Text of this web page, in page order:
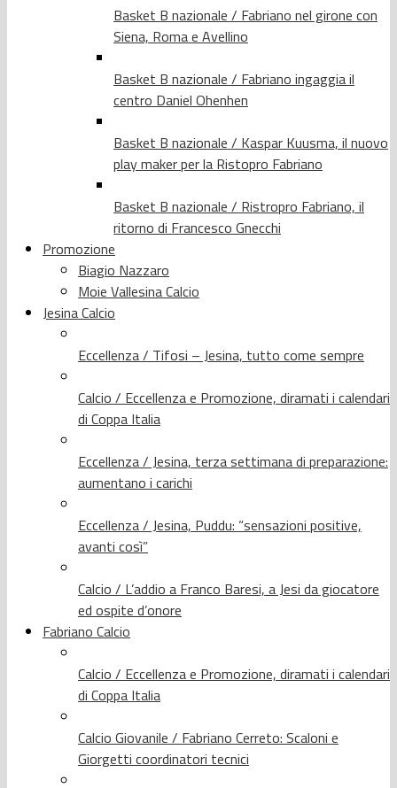
Basket B nazionale / Fabriano nel girone con
Siena, Roma e Avellino
Basket B nazionale / Fabriano ingaggia il
centro Daniel Ohenhen
Basket B nazionale / Kaspar Kuusma, il nuovo
play maker per la Ristopro Fabriano
Basket B nazionale / Ristropro Fabriano, il
ritorno di Francesco Gnecchi
Promozione
Biagio Nazzaro
Moie Vallesina Calcio
Jesina Calcio
Eccellenza / Tifosi – Jesina, tutto come sempre
Calcio / Eccellenza e Promozione, diramati i calendari
di Coppa Italia
Eccellenza / Jesina, terza settimana di preparazione:
aumentano i carichi
Eccellenza / Jesina, Puddu: “sensazioni positive,
avanti così”
Calcio / L’addio a Franco Baresi, a Jesi da giocatore
ed ospite d’onore
Fabriano Calcio
Calcio / Eccellenza e Promozione, diramati i calendari
di Coppa Italia
Calcio Giovanile / Fabriano Cerreto: Scaloni e
Giorgetti coordinatori tecnici